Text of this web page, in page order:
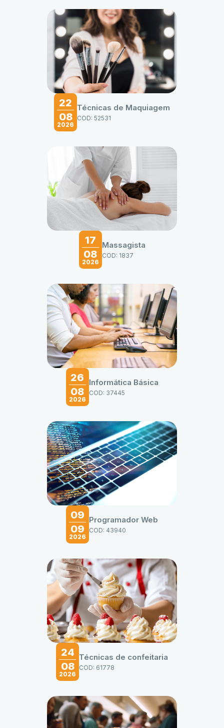
22
08
2026
Técnicas de Maquiagem
COD: 52531
17
08
2026
Massagista
COD: 1837
26
08
2026
Informática Básica
COD: 37445
09
09
2026
Programador Web
COD: 43940
24
08
2026
Técnicas de confeitaria
COD: 61778